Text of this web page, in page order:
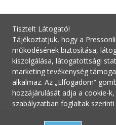
Tisztelt Látogató!
Tájékoztatjuk, hogy a
működésének biztosítása,
kiszolgálása, látogatottsági
marketing tevékenység
alkalmaz. Az „Elfogadom”
hozzájárulását adja a cookie-k,
szabályzatban foglaltak